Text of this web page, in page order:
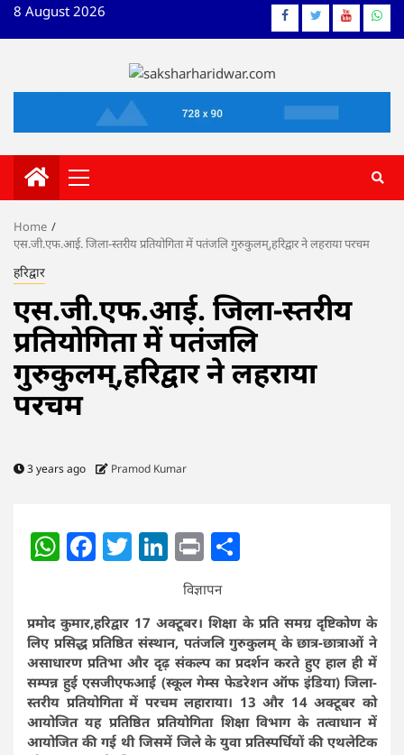
Skip8 August 2026 Facebook
TwitterYouTube
Primary
Menu
Home
एस.जी.एफ.आई. जिला-स्तरीय प्रतियोगिता में पतंजलि गुरुकुलम्,हरिद्वार ने लहराया परचम
हरिद्वार
एस.जी.एफ.आई. जिला-स्तरीय
प्रतियोगिता में पतंजलि
गुरुकुलम्,हरिद्वार ने लहराया
परचम
3 years ago Pramod Kumar
WhatsApp
Facebook
Twitter
LinkedIn
Print
विज्ञापन
प्रमोद कुमार,हरिद्वार 17 अक्टूबर। शिक्षा के प्रति समग्र दृष्टिकोण के
लिए प्रसिद्ध प्रतिष्ठित संस्थान, पतंजलि गुरुकुलम् के छात्र-छात्राओं ने
असाधारण प्रतिभा और दृढ़ संकल्प का प्रदर्शन करते हुए हाल ही में
सम्पन्न हुई एसजीएफआई (स्कूल गेम्स फेडरेशन ऑफ इंडिया) जिला-
स्तरीय प्रतियोगिता में परचम लहाराया। 13 और 14 अक्टूबर को
आयोजित यह प्रतिष्ठित प्रतियोगिता शिक्षा विभाग के तत्वाधान में
आयोजित की गई थी जिसमें जिले के युवा प्रतिस्पर्धियों की एथलेटिक